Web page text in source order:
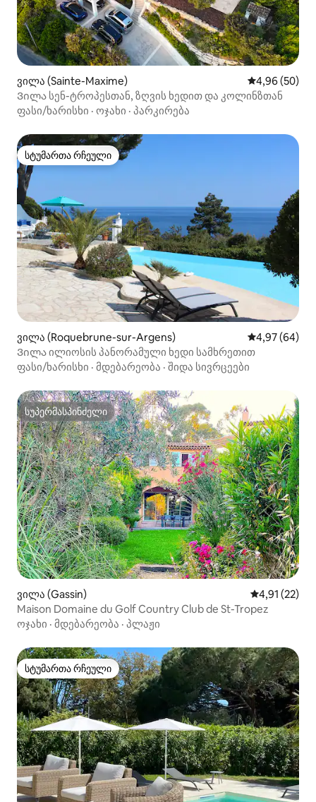
ვილა (Sainte-Maxime) საშუალო
4,96 (50)
Ვილა სენ-ტროპესთან, ზღვის ხედით და კოლინზთან
ფასი/ხარისხი · ოჯახი · პარკირება
სტუმართა რჩეული
სტუმართა რჩეული
ვილა (Roquebrune-sur-Argens) საშუალო
4,97 (64)
Ვილა ილიოსის პანორამული ხედი სამხრეთით
ფასი/ხარისხი · მდებარეობა · შიდა სივრცეები
სუპერმასპინძელი
სუპერმასპინძელი
ვილა (Gassin) საშუალო
4,91 (22)
Maison Domaine du Golf Country Club de St-Tropez
ოჯახი · მდებარეობა · პლაჟი
სტუმართა რჩეული
სტუმართა რჩეული